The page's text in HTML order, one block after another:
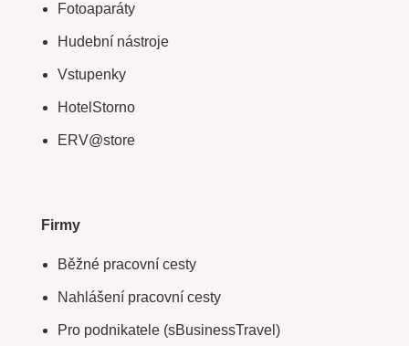
Fotoaparáty
Hudební nástroje
Vstupenky
HotelStorno
ERV@store
Firmy
Běžné pracovní cesty
Nahlášení pracovní cesty
Pro podnikatele (sBusinessTravel)